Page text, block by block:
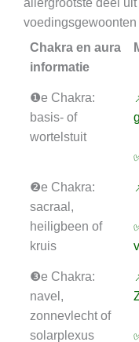
voedingsgewoonten
Chakra en aura
informatie
❶e Chakra:
basis- of
wortelstuit
❷e Chakra:
sacraal,
heiligbeen of
kruis
❸e Chakra:
navel,
zonnevlecht of
solarplexus